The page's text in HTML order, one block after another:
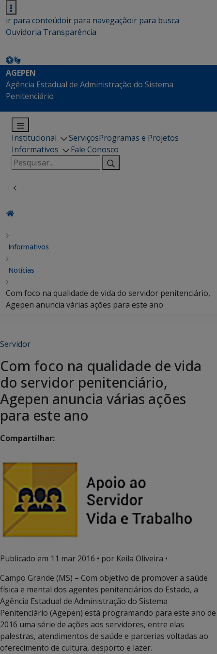
ir para conteúdoir para navegaçãoir para busca
Ouvidoria Transparência
AGEPEN
Agência Estadual de Administração do Sistema
Penitenciário
Institucional ServiçosProgramas e Projetos
Informativos
Fale Conosco
Pesquisar
por:
Informativos
Notícias
Com foco na qualidade de vida do servidor penitenciário,
Agepen anuncia várias ações para este ano
Servidor
Com foco na qualidade de vida
do servidor penitenciário,
Agepen anuncia várias ações
para este ano
Compartilhar:
Publicado em 11 mar 2016 • por Keila Oliveira •
Campo Grande (MS) – Com objetivo de promover a saúde
física e mental dos agentes penitenciários do Estado, a
Agência Estadual de Administração do Sistema
Penitenciário (Agepen) está programando para este ano de
2016 uma série de ações aos servidores, entre elas
palestras, atendimentos de saúde e parcerias voltadas ao
oferecimento de cultura, desporto e lazer.